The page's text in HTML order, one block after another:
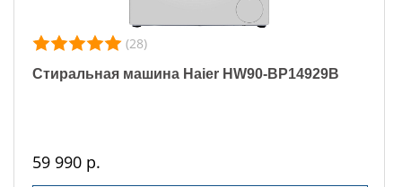
(28)
Стиральная машина Haier HW90-BP14929B
59 990 р.